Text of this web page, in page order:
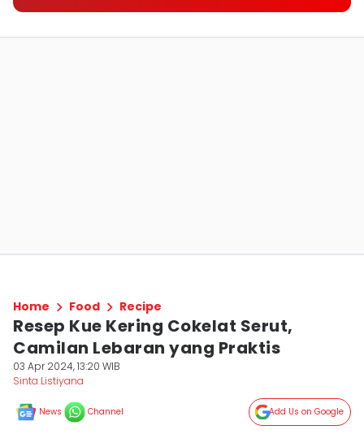
Home Food Recipe
Resep Kue Kering Cokelat Serut,
Camilan Lebaran yang Praktis
03 Apr 2024, 13:20 WIB
Sinta Listiyana
News Channel Add Us on Google